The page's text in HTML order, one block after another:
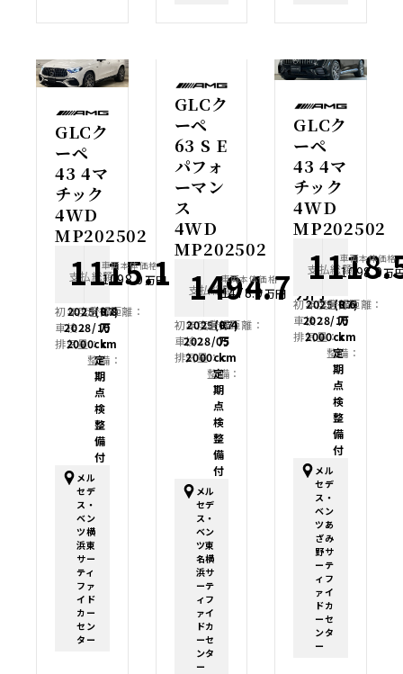
GLCク
ーペ
43 4マ
チック
4WD
MP202502
支払総額
1115.1 万円
車両本体価格
1098.0万円
初年度登録：
2025(R7)
車検：
2028/10
排気量：
2000cc
走行距離：
0.8
万
km
整備：
定
期
点
検
整
備
付
メル
セデ
ス・
ベン
ツ横
浜東
サー
ティ
ファ
イド
カー
セン
ター
GLCク
ーペ
63 S E
パフォ
ーマン
ス
4WD
MP202502
支払総額
1494.7 万円
車両本体価格
1478.0万円
初年度登録：
2025(R7)
車検：
2028/05
排気量：
2000cc
走行距離：
0.4
万
km
整備：
定
期
点
検
整
備
付
メル
セデ
ス・
ベン
ツ東
名横
浜サ
ーテ
ィフ
ァイ
ドカ
ーセ
ンタ
ー
GLCク
ーペ
43 4マ
チック
4WD
MP202502
支払総額
車両本体価格
1098.0万
初年度登録：
2025(R7)
車検：
2028/10
排気量：
2000cc
走行距離：
0.6
万
km
整備：
定
期
点
検
整
備
付
メル
セデ
ス・
ベン
ツあ
ざみ
野サ
ーテ
ィフ
ァイ
ドカ
ーセ
ンタ
ー